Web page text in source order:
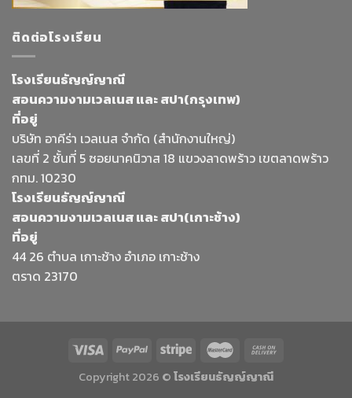
ติดต่อโรงเรียน
โรงเรียนธัญญ์ญาณี
สอนความงามเวลเนส และ สปา(กรุงเทพ)
ที่อยู่
บริษัท อาคีร่า เวลเนส จำกัด (สำนักงานใหญ่)
เลขที่ 2 ชั้นที่ 5 ซอยนาคนิวาส 18 แขวงลาดพร้าว เขตลาดพร้าว
กทม. 10230
โรงเรียนธัญญ์ญาณี
สอนความงามเวลเนส และ สปา(เกาะช้าง)
ที่อยู่
44 26 ตำบล เกาะช้าง อำเภอ เกาะช้าง
ตราด 23170
Copyright 2026 ©โรงเรียนธัญญ์ญาณี